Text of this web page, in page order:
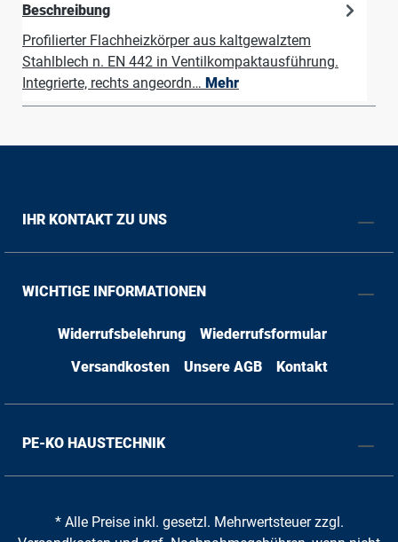
Beschreibung
Profilierter Flachheizkörper aus kaltgewalztem
Stahlblech n. EN 442 in Ventilkompaktausführung.
Integrierte, rechts angeordn… Mehr
IHR KONTAKT ZU UNS
WICHTIGE INFORMATIONEN
Widerrufsbelehrung
Wiederrufsformular
Versandkosten
Unsere AGB Kontakt
PE-KO HAUSTECHNIK
* Alle Preise inkl. gesetzl. Mehrwertsteuer zzgl.